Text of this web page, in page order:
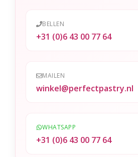
BELLEN
+31 (0)6 43 00 77 64
MAILEN
winkel@perfectpastry.nl
WHATSAPP
+31 (0)6 43 00 77 64